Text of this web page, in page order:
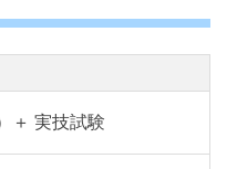
＋ 実技試験